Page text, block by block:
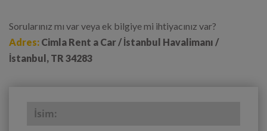
Adres:Cimla Rent a Car / İstanbul Havalimanı /
İstanbul, TR 34283